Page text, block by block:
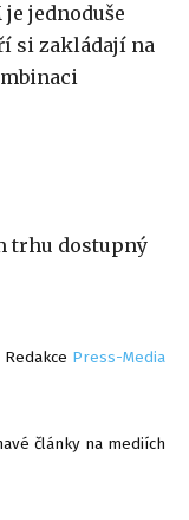
jednoduše
si zakládají na
trhu dostupný
Redakce Press-Media
články na mediích